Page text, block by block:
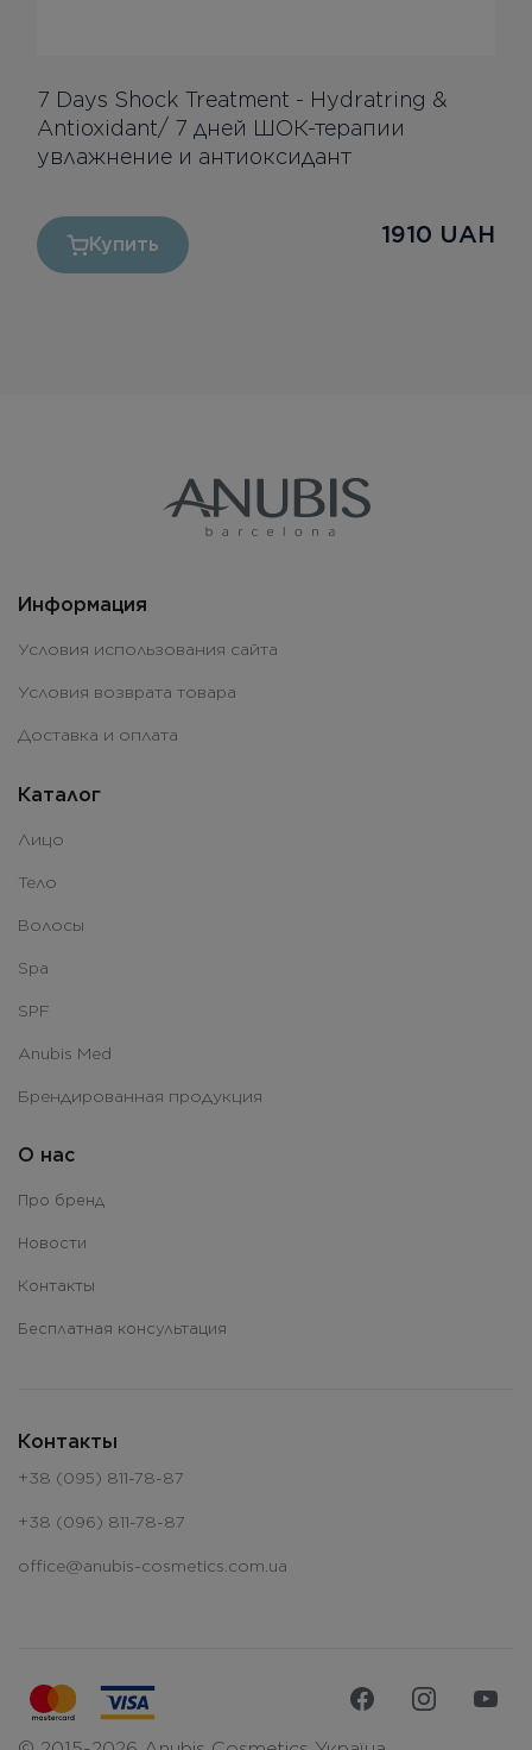
7 Days Shock Treatment - Hydratring &
Antioxidant/ 7 дней ШОК-терапии
увлажнение и антиоксидант
1910 UAH
Купить
Информация
Условия использования сайта
Условия возврата товара
Доставка и оплата
Каталог
Лицо
Тело
Волосы
Spa
SPF
Anubis Med
Брендированная продукция
О нас
Про бренд
Новости
Контакты
Бесплатная консультация
Контакты
+38 (095) 811-78-87
+38 (096) 811-78-87
office@anubis-cosmetics.com.ua